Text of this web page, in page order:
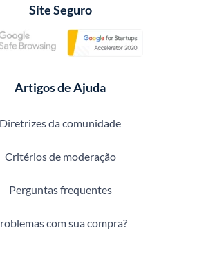
Site Seguro
Artigos de Ajuda
Diretrizes da comunidade
Critérios de moderação
Perguntas frequentes
com sua compra?